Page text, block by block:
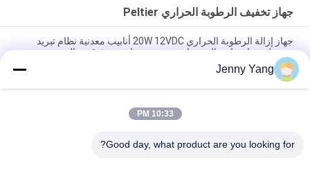
جهاز تخفيف الرطوبة الحراري Peltier
جهاز إزالة الرطوبة الحراري 20W 12VDC أنابيب معدنية نظام تبريد
محمول مع انخفاض الضوضاء بدون مرشحات وموثوقية عالية
التحليلية
وحدة إزالة الرطوبة الحرارية بلتيير 35 وات وحدة محمولة أحادية القناة
Jenny Yang
10:33 PM
Good day, what product are you looking for?